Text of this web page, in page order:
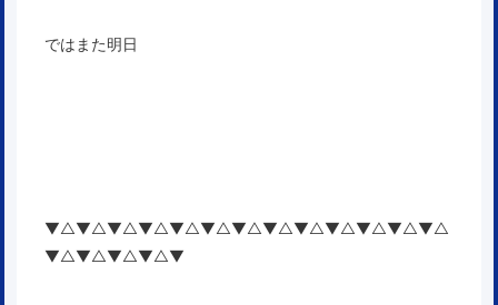
ではまた明日
▼△▼△▼△▼△▼△▼△▼△▼△▼△▼△▼△▼△▼△
▼△▼△▼△▼△▼